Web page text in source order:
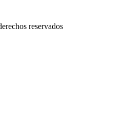
reservados